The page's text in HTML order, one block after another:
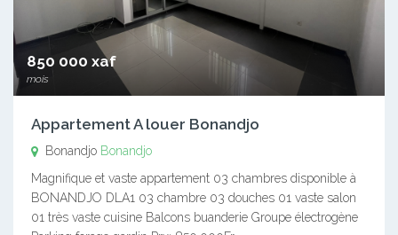
850 000 xaf
mois
Appartement A louer Bonandjo
Bonandjo Bonandjo
Magnifique et vaste appartement 03 chambres disponible à
BONANDJO DLA1 03 chambre 03 douches 01 vaste salon
01 très vaste cuisine Balcons buanderie Groupe électrogène